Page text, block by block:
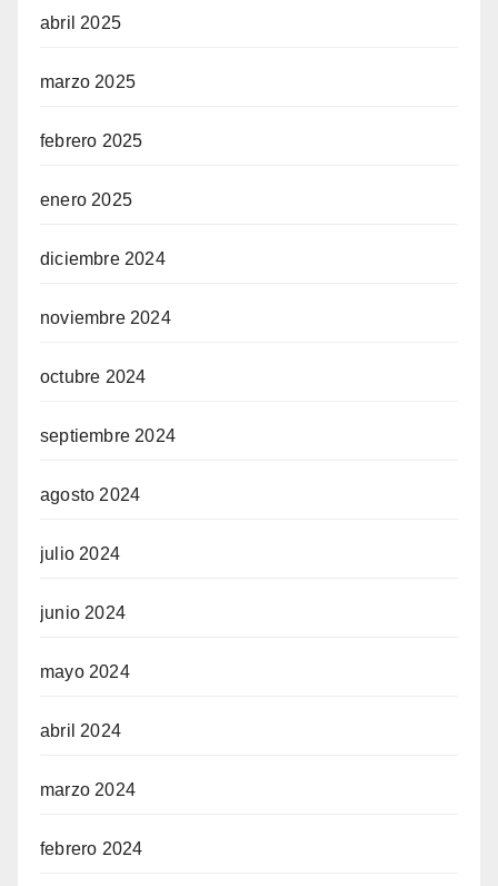
abril 2025
marzo 2025
febrero 2025
enero 2025
diciembre 2024
noviembre 2024
octubre 2024
septiembre 2024
agosto 2024
julio 2024
junio 2024
mayo 2024
abril 2024
marzo 2024
febrero 2024